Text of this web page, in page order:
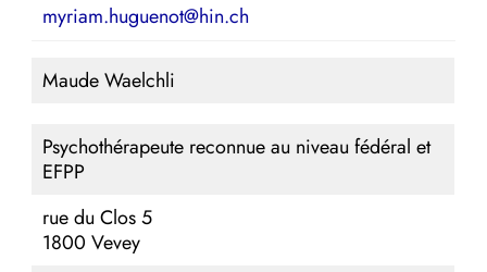
myriam.huguenot@hin.ch
Maude Waelchli
Psychothérapeute reconnue au niveau fédéral et
EFPP
rue du Clos 5
1800 Vevey